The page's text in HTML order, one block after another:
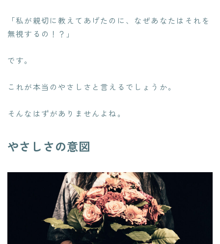
「私が親切に教えてあげたのに、なぜあなたはそれを
無視するの！？」
です。
これが本当のやさしさと言えるでしょうか。
そんなはずがありませんよね。
やさしさの意図